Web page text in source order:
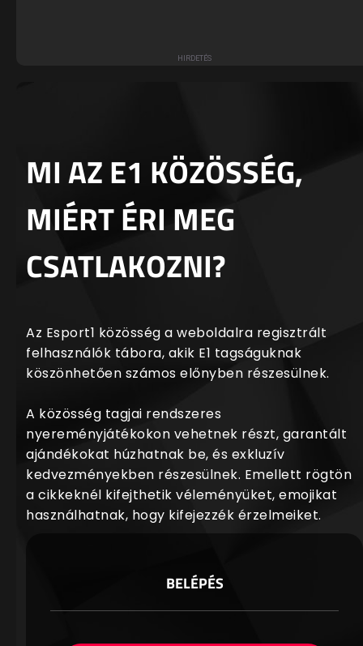
MI AZ E1 KÖZÖSSÉG,
MIÉRT ÉRI MEG
CSATLAKOZNI?
Az Esport1 közösség a weboldalra regisztrált
felhasználók tábora, akik E1 tagságuknak
köszönhetően számos előnyben részesülnek.
A közösség tagjai rendszeres
nyereményjátékokon vehetnek részt, garantált
ajándékokat húzhatnak be, és exkluzív
kedvezményekben részesülnek. Emellett rögtön
a cikkeknél kifejthetik véleményüket, emojikat
használhatnak, hogy kifejezzék érzelmeiket.
BELÉPÉS